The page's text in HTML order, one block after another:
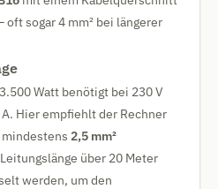
oft sogar 4 mm² bei längerer
Watt benötigt bei 230 V
Hier empfiehlt der Rechner
mindestens 2,5 mm²
über 20 Meter
werden, um den